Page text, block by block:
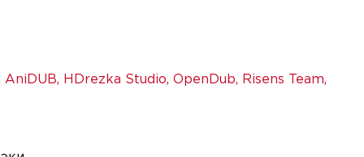
AniDUB, HDrezka Studio, OpenDub, Risens Team,